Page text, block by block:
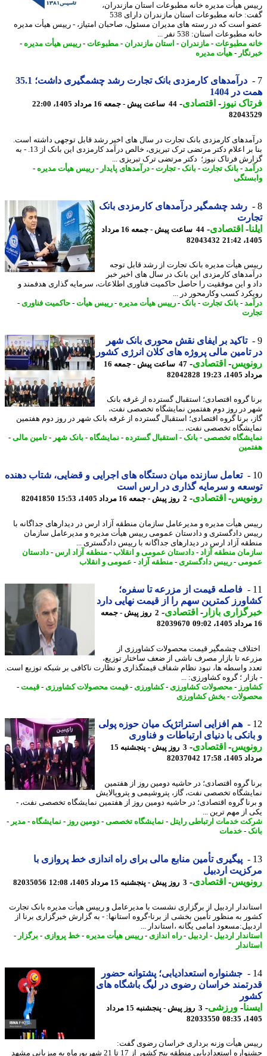
هیأت مدیره خانه مطبوعات استان مازندران،
گفت: خانه مطبوعات استان مازندران دارای 538
است که در رسته های مدیران مسئول، صاحبان امتیاز، - رییس هیأت مدیره
مطبوعات استان: 538 نفر ...
مطبوعات-مازندران- استان مازندران- مطبوعات-رییس هیأت مدیره-
-هیأت مدیره
درآمدهای کارمزدی بانک تجارت رشد چشمگیری داشت؛ 35.1
در 1404
نیوز-اقتصادی-44 ساعت پیش - جمعه 16 مرداد 1405، 22:00
کارمزدی بانک تجارت در سال های اخیر رشد قابل توجهی داشته است.
بنا بر اعلام دکتر مرتضی ترک تبریزی، خالص درآمد کارمزدی این بانک از 13. - به
فرتاک نیوز؛ دکتر مرتضی ترک تبریزی ...
- بانک تجارت- بانک -تجارت- درآمدهای پایدار-رییس هیأت مدیره-
رشد چشمگیر درآمدهای کارمزدی بانک
-اقتصادی-
44 ساعت پیش - جمعه 16 مرداد
82043432
هیأت مدیره بانک تجارت از رشد قابل توجه
کارمزدی این بانک در سال های اخیر خبر
و این موفقیت را حاصل حاکمیت فناوری اطلاعات، سرمایه گذاری هدفمند و
کسب وکارمحور در ...
- بانک تجارت- بانک -رییس هیأت مدیره-رییس هیأت-حاکمیت فناوری-
تاکید بر ایفای نقش محوری بانک شهر
تامین مالی پروژه های کلان انرژی کشور
-اقتصادی-
47 ساعت پیش - جمعه 16
19:23
82042828
گروه اقتصادی؛ استقبال گسترده از غرفه بانک
در روز دوم هفتمین نمایشگاه تخصصی نفت،
برنا گروه اقتصادی؛ استقبال گسترده از غرفه بانک شهر در روز دوم هفتمین
تخصصی نفت، ...
تخصصی-بانک -استقبال گسترده- نمایشگاه-بانک شهر -تامین مالی-
تعامل سازنده میان دستگاه های اجرایی و قضایی، شتاب دهنده
و سرمایه گذاری در ارس است
-اقتصادی-2 روز پیش - جمعه 16 مرداد 1405، 15:53 82041850
هیأت مدیره و مدیرعامل سازمان منطقه آزاد ارس در دیدارهای جداگانه با
دادگستری و دادستان عمومی رییس هیأت مدیره و مدیرعامل سازمان
آزاد ارس در دیدارهای جداگانه با رییس دادگستری ...
منطقه آزاد - دادستان عمومی و انقلاب-منطقه آزاد ارس -دادستان
-رییس دادگستری- منطقه آزاد - عمومی و انقلاب
فاصله قیمت از مزرعه تا سفره؛
کمترین سهم را از قیمت نهایی دارد
بازار- اقتصادی- 2 روز پیش - جمعه
82039670
چشمگیر قیمت محصولات کشاورزی از
تا بازار مصرف ناشی از ضعف ساختار توزیع،
واسطه ها، نبود نظام شفاف قیمتگذاری و نظارت ناکافی بر شبکه توزیع است.
؛ گروه کشاورزی: ...
-محصولات کشاورزی- کشاورزی- قیمت محصولات کشاورزی- قیمت-
-بخش کشاورزی
هم افزایی استراتژیک میان حوزه پولی
با دنیای ارتباطات و فناوری
-اقتصادی-
3 روز پیش - پنجشنبه 15
17:58
82037042
گروه اقتصادی؛ در حاشیه دومین روز از هفتمین
تخصصی نفت، گاز، پتروشیمی و پتروپالایش
گروه اقتصادی؛ در حاشیه دومین روز از هفتمین نمایشگاه تخصصی نفت، -
از مهم ترین ...
خدمات ارتباطی رایتل
-نمایشگاه تخصصی-دومین روز- نمایشگاه-مدیر-
-خدمات
پیگیری تأمین منابع مالی برای راه اندازی خط پروازی با
اردبیل
-اقتصادی-3 روز پیش - پنجشنبه 15 مرداد 1405، 12:08 82035056
اردبیل از برگزاری نشست با مدیرعامل و رییس هیأت مدیره بانک تجارت
به منظور تأمین بخشی از برنا-گروه استانها: - به گزارش خبرگزاری برنا از
امامی یگانه ،استاندار ...
اردبیل -اردبیل -راه اندازی- رییس هیأت مدیره-خط پروازی- برگزار -
جشنواره استعدادیابی؛ پشتوانه حضور
خراسان رضوی در لیگ باشگاه های
-ورزشی-
3 روز پیش - پنجشنبه 15 مرداد
82033550
هیأت وزنه برداری خراسان رضوی گفت:
جشنواره استعدادیابی منطقه پنج کشور از 17 تا 21 شهریورماه به میزبانی مشهد